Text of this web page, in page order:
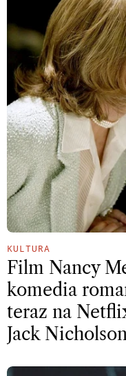
KULTURA
Film Nancy
komedia
teraz na
Jack